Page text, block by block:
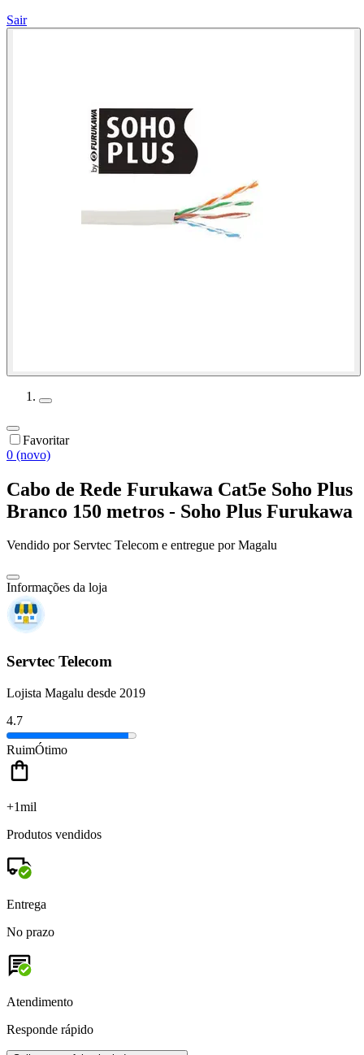
Sair
Favoritar
0 (novo)
Cabo de Rede Furukawa Cat5e Soho Plus
Branco 150 metros - Soho Plus Furukawa
Vendido por Servtec Telecom e entregue por Magalu
Informações da loja
Servtec Telecom
Lojista Magalu desde 2019
4.7
RuimÓtimo
+1mil
Produtos vendidos
Entrega
No prazo
Atendimento
Responde rápido